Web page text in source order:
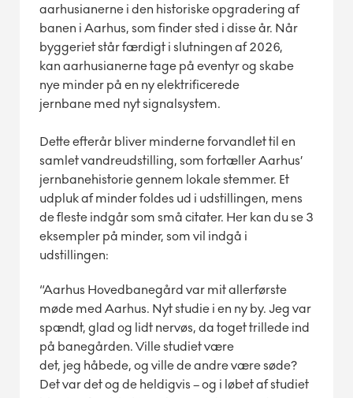
aarhusianerne i den historiske opgradering af
banen i Aarhus, som finder sted i disse år. Når
byggeriet står færdigt i slutningen af 2026,
kan aarhusianerne tage på eventyr og skabe
nye minder på en ny elektrificerede
jernbane med nyt signalsystem.
Dette efterår bliver minderne forvandlet til en
samlet vandreudstilling, som fortæller Aarhus’
jernbanehistorie gennem lokale stemmer. Et
udpluk af minder foldes ud i udstillingen, mens
de fleste indgår som små citater. Her kan du se 3
eksempler på minder, som vil indgå i
udstillingen:
“Aarhus Hovedbanegård var mit allerførste
møde med Aarhus. Nyt studie i en ny by. Jeg var
spændt, glad og lidt nervøs, da toget trillede ind
på banegården. Ville studiet være
det, jeg håbede, og ville de andre være søde?
Det var det og de heldigvis – og i løbet af studiet